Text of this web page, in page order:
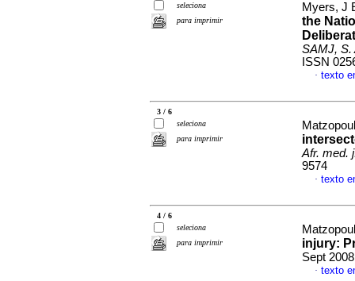
seleciona
para imprimir
Myers, J
the
SAMJ, S.
ISSN
· texto
3 / 6
seleciona
para imprimir
Afr. med.
9574
· texto
4 / 6
seleciona
para imprimir
injury:
Sept
· texto